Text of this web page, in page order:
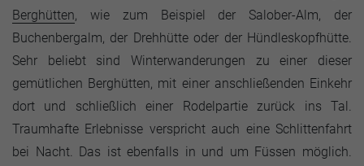
Berghütten, wie zum Beispiel der Salober-Alm, der
Buchenbergalm, der Drehhütte oder der Hündleskopfhütte.
Sehr beliebt sind Winterwanderungen zu einer dieser
gemütlichen Berghütten, mit einer anschließenden Einkehr
dort und schließlich einer Rodelpartie zurück ins Tal.
Traumhafte Erlebnisse verspricht auch eine Schlittenfahrt
bei Nacht. Das ist ebenfalls in und um Füssen möglich.